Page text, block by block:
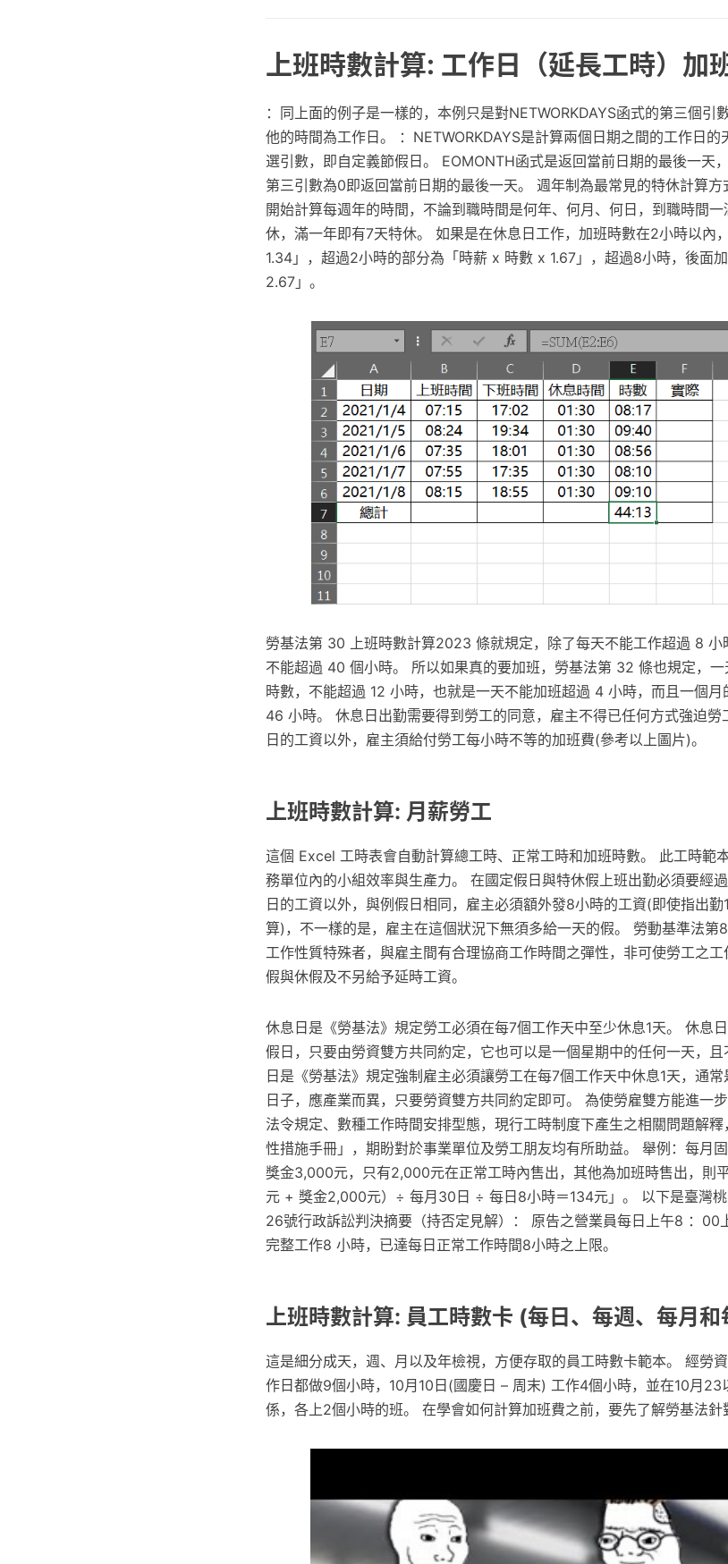
上班時數計算: 工作日（延長工時）加
：同上面的例子是一樣的，本例只是對NETWORKDAYS函式的第三個引
他的時間為工作日。 ：NETWORKDAYS是計算兩個日期之間的工作日
選引數，即自定義節假日。 EOMONTH函式是返回當前日期的最後一天
第三引數為0即返回當前日期的最後一天。 週年制為最常見的特休計算方
開始計算每週年的時間，不論到職時間是何年、何月、何日，到職時間
休，滿一年即有7天特休。 如果是在休息日工作，加班時數在2小時以內
1.34」，超過2小時的部分為「時薪 x 時數 x 1.67」，超過8小時，後面
2.67」。
勞基法第 30 上班時數計算2023 條就規定，除了每天不能工作超過 8 小
不能超過 40 個小時。 所以如果真的要加班，勞基法第 32 條也規定，
時數，不能超過 12 小時，也就是一天不能加班超過 4 小時，而且一個
46 小時。 休息日出勤需要得到勞工的同意，雇主不得已任何方式強迫勞
日的工資以外，雇主須給付勞工每小時不等的加班費(參考以上圖片)。
上班時數計算: 月薪勞工
這個 Excel 工時表會自動計算總工時、正常工時和加班時數。 此工時範
務單位內的小組效率與生產力。 在國定假日與特休假上班出勤必須要經
日的工資以外，與例假日相同，雇主必須額外發8小時的工資(即使指出
算)，不一樣的是，雇主在這個狀況下無須多給一天的假。 勞動基準法第
工作性質特殊者，與雇主間有合理協商工作時間之彈性，非可使勞工之工
假與休假及不另給予延時工資。
休息日是《勞基法》規定勞工必須在每7個工作天中至少休息1天。 休息
假日，只要由勞資雙方共同約定，它也可以是一個星期中的任何一天，
日是《勞基法》規定強制雇主必須讓勞工在每7個工作天中休息1天，通
日子，應產業而異，只要勞資雙方共同約定即可。 為使勞雇雙方能進一
法令規定、數種工作時間安排型態，現行工時制度下產生之相關問題解
性措施手冊」，期盼對於事業單位及勞工朋友均有所助益。 舉例：每月
獎金3,000元，只有2,000元在正常工時內售出，其他為加班時售出，則
元 + 獎金2,000元）÷ 每月30日 ÷ 每日8小時＝134元」。 以下是臺灣
26號行政訴訟判決摘要（持否定見解）： 原告之營業員每日上午8 ：00
完整工作8 小時，已達每日正常工作時間8小時之上限。
上班時數計算: 員工時數卡 (每日、每週、每月和
這是細分成天，週、月以及年檢視，方便存取的員工時數卡範本。 經勞
作日都做9個小時，10月10日(國慶日 – 周末) 工作4個小時，並在10月23
係，各上2個小時的班。 在學會如何計算加班費之前，要先了解勞基法針